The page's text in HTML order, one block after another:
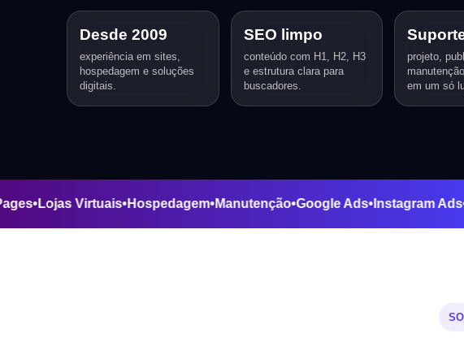
Desde 2009
experiência em sites,
hospedagem e soluções
digitais.
SEO limpo
conteúdo com H1, H2, H3
e estrutura clara para
buscadores.
projeto,
em um só
Pages• Lojas Virtuais•Hospedagem•Manutenção• Google Ads•